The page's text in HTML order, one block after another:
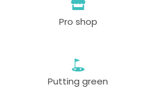
Pro shop
Putting green